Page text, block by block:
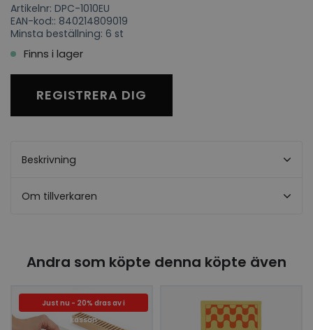
Artikelnr: DPC-1010EU
EAN-kod:: 840214809019
Minsta beställning: 6 st
Finns i lager
REGISTRERA DIG
Beskrivning
Om tillverkaren
Andra som köpte denna köpte även
Just nu - 20% dras av i
kassan